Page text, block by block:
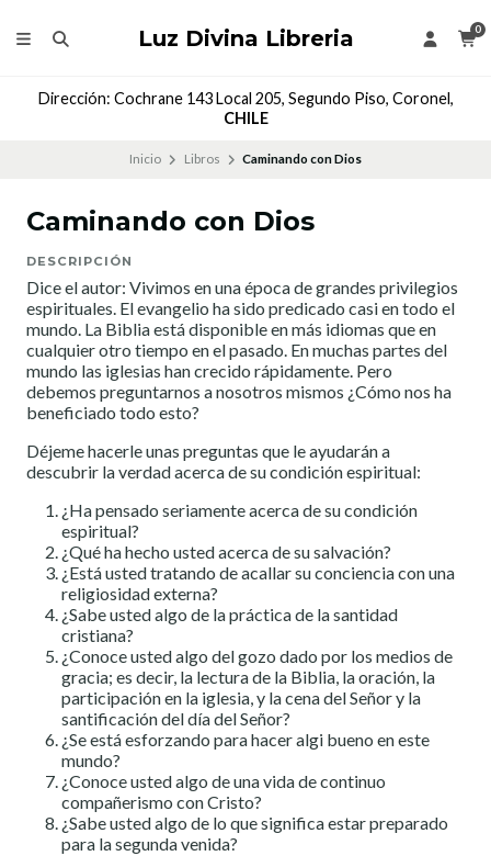
Luz Divina Libreria 0
Dirección: Cochrane 143 Local 205, Segundo Piso, Coronel,
CHILE
Inicio Libros Caminando con Dios
Caminando con Dios
DESCRIPCIÓN
Dice el autor: Vivimos en una época de grandes privilegios
espirituales. El evangelio ha sido predicado casi en todo el
mundo. La Biblia está disponible en más idiomas que en
cualquier otro tiempo en el pasado. En muchas partes del
mundo las iglesias han crecido rápidamente. Pero
debemos preguntarnos a nosotros mismos ¿Cómo nos ha
beneficiado todo esto?
Déjeme hacerle unas preguntas que le ayudarán a
descubrir la verdad acerca de su condición espiritual:
¿Ha pensado seriamente acerca de su condición
espiritual?
¿Qué ha hecho usted acerca de su salvación?
¿Está usted tratando de acallar su conciencia con una
religiosidad externa?
¿Sabe usted algo de la práctica de la santidad
cristiana?
¿Conoce usted algo del gozo dado por los medios de
gracia; es decir, la lectura de la Biblia, la oración, la
participación en la iglesia, y la cena del Señor y la
santificación del día del Señor?
¿Se está esforzando para hacer algi bueno en este
mundo?
¿Conoce usted algo de una vida de continuo
compañerismo con Cristo?
¿Sabe usted algo de lo que significa estar preparado
para la segunda venida?